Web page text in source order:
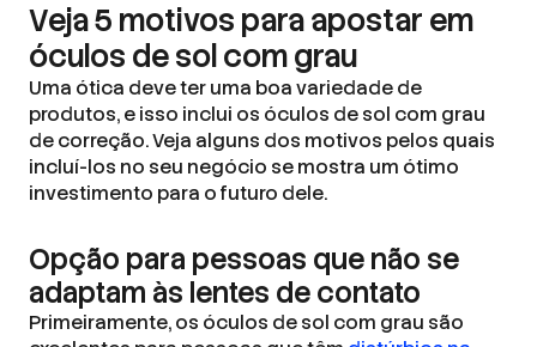
Veja 5 motivos para apostar em
óculos de sol com grau
Uma ótica deve ter uma boa variedade de
produtos, e isso inclui os óculos de sol com grau
de correção. Veja alguns dos motivos pelos quais
incluí-los no seu negócio se mostra um ótimo
investimento para o futuro dele.
Opção para pessoas que não se
adaptam às lentes de contato
Primeiramente, os óculos de sol com grau são